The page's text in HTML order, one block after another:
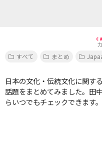
すべて
まとめ
日本の文化・伝統文化に関す
話題をまとめてみました。田
らいつでもチェックできます。